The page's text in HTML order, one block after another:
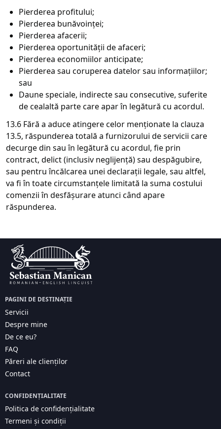
Pierderea profitului;
Pierderea bunăvoinței;
Pierderea afacerii;
Pierderea oportunității de afaceri;
Pierderea economiilor anticipate;
Pierderea sau coruperea datelor sau informațiilor;
sau
Daune speciale, indirecte sau consecutive, suferite
de cealaltă parte care apar în legătură cu acordul.
13.6 Fără a aduce atingere celor menționate la clauza
13.5, răspunderea totală a furnizorului de servicii care
decurge din sau în legătură cu acordul, fie prin
contract, delict (inclusiv neglijență) sau despăgubire,
sau pentru încălcarea unei declarații legale, sau altfel,
va fi în toate circumstanțele limitată la suma costului
comenzii în desfășurare atunci când apare
răspunderea.
PAGINI DE DESTINAȚIE
Servicii
Despre mine
De ce eu?
FAQ
Păreri ale clienților
Contact
CONFIDENȚIALITATE
Politica de confidențialitate
Termeni și condiții